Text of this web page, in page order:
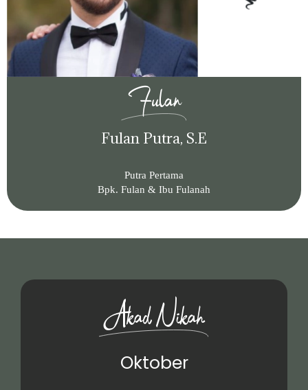
Fulan
Fulan Putra, S.E
Putra Pertama
Bpk. Fulan & Ibu Fulanah
Akad Nikah
Oktober